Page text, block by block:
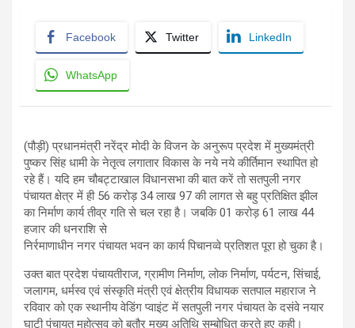
Facebook Twitter LinkedIn
WhatsApp
(पौड़ी) प्रधानमंत्री नरेंद्र मोदी के विजन के अनुरूप प्रदेश में मुख्यमंत्री
पुष्कर सिंह धामी के नेतृत्व लगातार विकास के नये नये कीर्तिमान स्थापित हो
रहे हैं। यदि हम चौबट्टाखाल विधानसभा की बात करें तो सतपुली नगर
पंचायत क्षेत्र में ही 56 करोड़ 34 लाख 97 की लागत से बहु प्रतिक्षित झील
का निर्माण कार्य तीव्र गति से चल रहा है। जबकि 01 करोड़ 61 लाख 44
हजार की धनराशि से
निर्रमाणाधीन नगर पंचायत भवन का कार्य पिचानव्वे प्रतिशत पूरा हो चुका है।
उक्त बात प्रदेश पंचायतीराज, ग्रामीण निर्माण, लोक निर्माण, पर्यटन, सिंचाई,
जलागम, धर्मस्व एवं संस्कृति मंत्री एवं क्षेत्रीय विधायक सतपाल महाराज ने
रविवार को एक स्थानीय वेडिंग प्वाइंट में सतपुली नगर पंचायत के दसंवे नयार
घाटी पंचायत महोत्सव को बतौर मुख्य अतिथि सम्बोधित करते हुए कही।